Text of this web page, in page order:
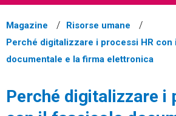
Magazine
Risorse umane
Perché digitalizzare i processi HR con
documentale e la firma elettronica
Perché digitalizzare i